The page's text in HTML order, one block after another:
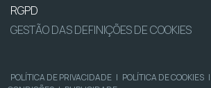
RGPD
GESTÃO DAS DEFINIÇÕES DE COOKIES
POLÍTICA DE PRIVACIDADE | POLÍTICA DE COOKIES |